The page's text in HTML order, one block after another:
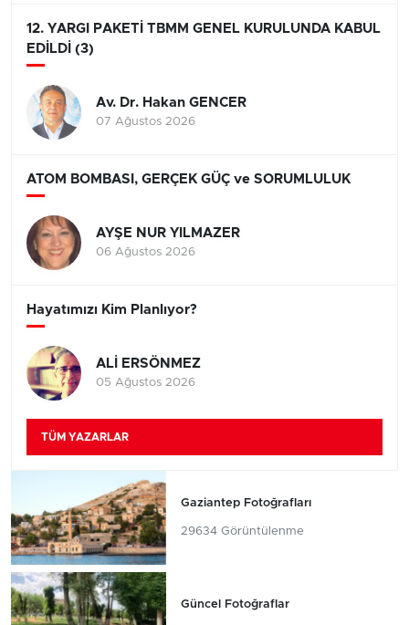
12. YARGI PAKETİ TBMM GENEL KURULUNDA KABUL
EDİLDİ (3)
Av. Dr. Hakan GENCER
07 Ağustos 2026
ATOM BOMBASI, GERÇEK GÜÇ ve SORUMLULUK
AYŞE NUR YILMAZER
06 Ağustos 2026
Hayatımızı Kim Planlıyor?
ALİ ERSÖNMEZ
05 Ağustos 2026
TÜM YAZARLAR
Gaziantep Fotoğrafları
29634 Görüntülenme
Güncel Fotoğraflar